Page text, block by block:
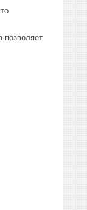
позволяет